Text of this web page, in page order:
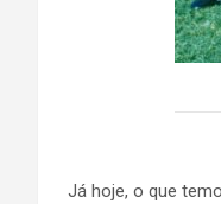
Já hoje, o que